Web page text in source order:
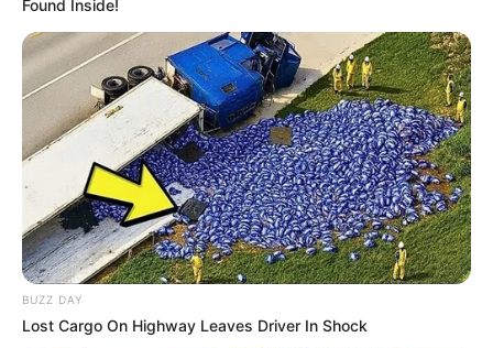
Found Inside!
BUZZ DAY
Lost Cargo On Highway Leaves Driver In Shock